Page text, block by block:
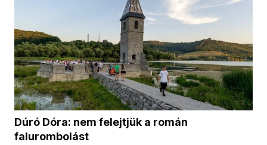
Dúró Dóra: nem felejtjük a román
falurombolást